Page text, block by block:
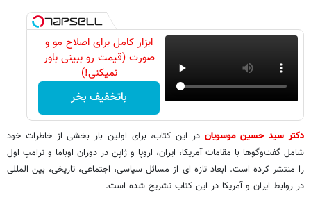
ابزار کامل برای اصلاح مو و
صورت (قیمت رو ببینی باور
نمیکنی!)
باتخفیف بخر
دکتر سید حسین موسویاندر این کتاب، برای اولین بار بخشی از خاطرات خود
شامل گفت‌وگوها با مقامات آمریکا، ایران، اروپا و ژاپن در دوران اوباما و ترامپ اول
را منتشر کرده است. ابعاد تازه ای از مسائل سیاسی، اجتماعی، تاریخی، بین المللی
در روابط ایران و آمریکا در این کتاب تشریح شده است.